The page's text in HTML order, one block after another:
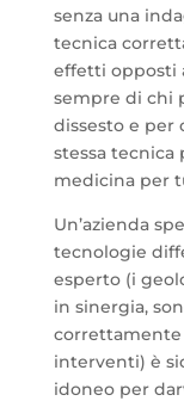
senza una
tecnica
effetti opposti
sempre di chi
dissesto e per
stessa tecnica
medicina per
Un’azienda
tecnologie
esperto (i
in sinergia,
interventi) è
idoneo per